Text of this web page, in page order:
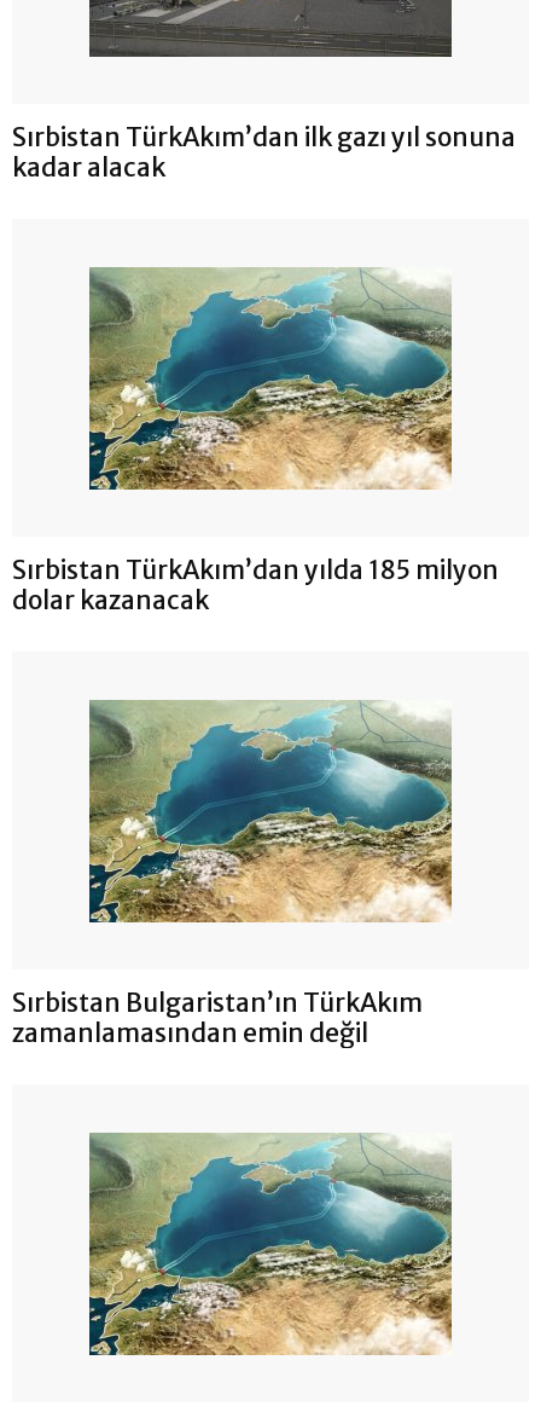
Sırbistan TürkAkım’dan ilk gazı yıl sonuna
kadar alacak
Sırbistan TürkAkım’dan yılda 185 milyon
dolar kazanacak
Sırbistan Bulgaristan’ın TürkAkım
zamanlamasından emin değil